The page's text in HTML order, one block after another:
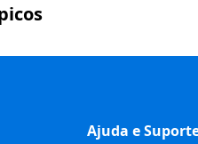
Ajuda e